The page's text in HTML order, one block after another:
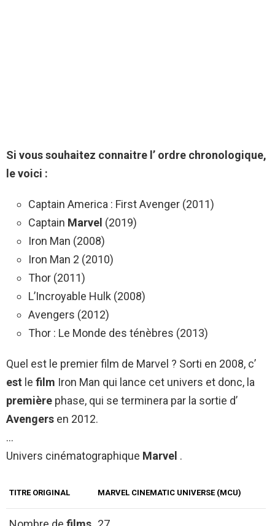
Si vous souhaitez connaitre l’ ordre chronologique,
le voici :
Captain America : First Avenger (2011)
Captain Marvel (2019)
Iron Man (2008)
Iron Man 2 (2010)
Thor (2011)
L’Incroyable Hulk (2008)
Avengers (2012)
Thor : Le Monde des ténèbres (2013)
Quel est le premier film de Marvel ? Sorti en 2008, c’
est le film Iron Man qui lance cet univers et donc, la
première phase, qui se terminera par la sortie d’
Avengers en 2012.
…
Univers cinématographique Marvel .
TITRE ORIGINAL MARVEL CINEMATIC UNIVERSE (MCU)